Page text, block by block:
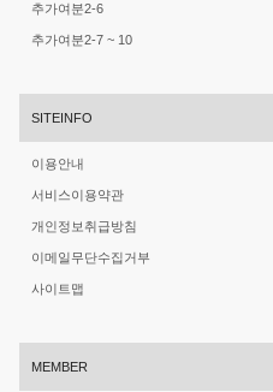
추가여분2-6
추가여분2-7 ~ 10
SITEINFO
이용안내
서비스이용약관
개인정보취급방침
이메일무단수집거부
사이트맵
MEMBER